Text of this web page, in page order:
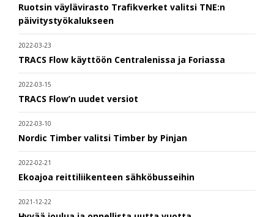
Ruotsin väylävirasto Trafikverket valitsi TNE:n
päivitystyökalukseen
2022-03-23
TRACS Flow käyttöön Centralenissa ja Foriassa
2022-03-15
TRACS Flow’n uudet versiot
2022-03-10
Nordic Timber valitsi Timber by Pinjan
2022-02-21
Ekoajoa reittiliikenteen sähköbusseihin
2021-12-22